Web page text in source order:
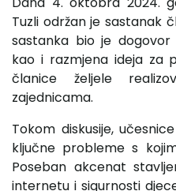
Tuzli održan je sastanak
sastanka bio je
kao i razmjena ideja za
članice željele
zajednicama.
Tokom diskusije,
ključne probleme s
Poseban akcenat
internetu i sigurnosti